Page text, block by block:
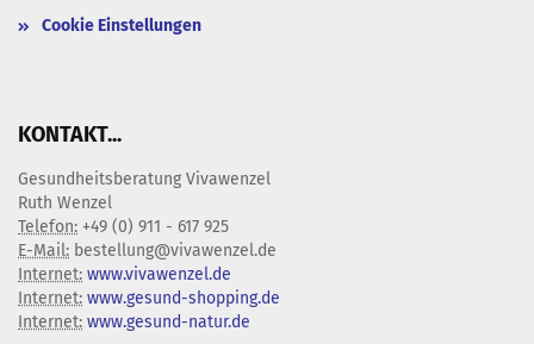
Cookie Einstellungen
KONTAKT...
Gesundheitsberatung Vivawenzel
Ruth Wenzel
Telefon: +49 (0) 911 - 617 925
E-Mail: bestellung@vivawenzel.de
Internet: www.vivawenzel.de
Internet: www.gesund-shopping.de
Internet: www.gesund-natur.de